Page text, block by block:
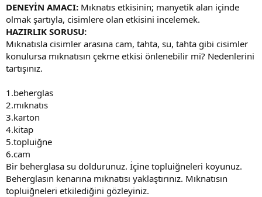
a
n
h
i
DENEYİN AMACI: Mıknatıs etkisinin; manyetik alan içinde
olmak şartıyla, cisimlere olan etkisini incelemek.
HAZIRLIK SORUSU:
Mıknatısla cisimler arasına cam, tahta, su, tahta gibi cisimler
konulursa mıknatısın çekme etkisi önlenebilir mi? Nedenlerini
tartışınız.
1.beherglas
2.mıknatıs
3.karton
4.kitap
5.topluiğne
6.cam
Bir beherglasa su doldurunuz. İçine topluiğneleri koyunuz.
Beherglasın kenarına mıknatısı yaklaştırınız. Mıknatısın
topluiğneleri etkilediğini gözleyiniz.